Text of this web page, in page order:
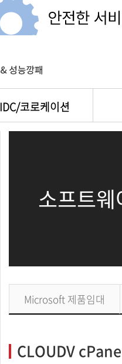
IDC/코로케이션
소프트
Microsoft 제품임대
CLOUDV